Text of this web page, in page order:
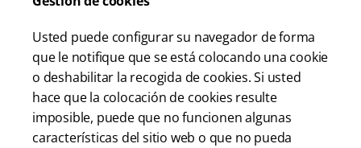
Usted puede configurar su navegador de forma
que le notifique que se está colocando una cookie
o deshabilitar la recogida de cookies. Si usted
hace que la colocación de cookies resulte
imposible, puede que no funcionen algunas
características del sitio web o que no pueda